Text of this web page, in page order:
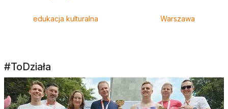
edukacja kulturalna Warszawa
#ToDziała